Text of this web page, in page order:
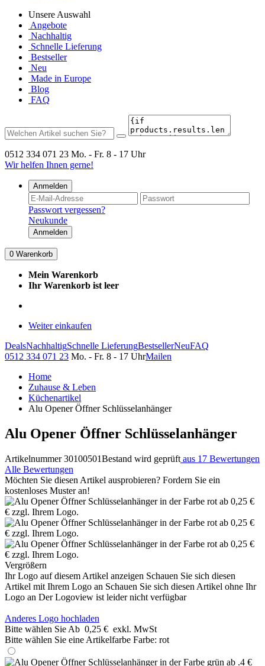
Unsere Auswahl
Angebote
Nachhaltig
Schnelle Lieferung
Bestseller
Neu
Made in Europe
Blog
FAQ
0512 334 071 23 Mo. - Fr. 8 - 17 Uhr
Wir helfen Ihnen gerne!
Anmelden
Passwort vergessen?
Neukunde
Anmelden
0 Warenkorb
Mein Warenkorb
Ihr Warenkorb ist leer
Weiter einkaufen
DealsNachhaltigSchnelle LieferungBestsellerNeuFAQ
0512 334 071 23 Mo. - Fr. 8 - 17 UhrMailen
Home
Zuhause & Leben
Küchenartikel
Alu Opener Öffner Schlüsselanhänger
Alu Opener Öffner Schlüsselanhänger
Artikelnummer 30100501Bestand wird geprüft aus 17 Bewertungen
Alle Bewertungen
Möchten Sie diesen Artikel ausprobieren? Fordern Sie ein
kostenloses Muster an!
Vergrößern
Ihr Logo auf diesem Artikel anzeigen Schauen Sie sich diesen
Artikel mit Ihrem Logo an Schauen Sie sich diesen Artikel ohne Ihr
Logo an Der Logoview ist leider nicht verfügbar
Anderes Logo hochladen
Bitte wählen Sie Ab 0,25 € exkl. MwSt
Bitte wählen Sie eine Artikelfarbe Farbe: rot